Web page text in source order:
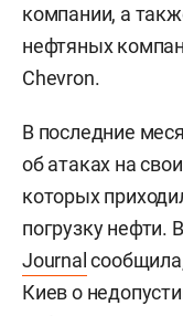
компании, а
нефтяных
Chevron.
В последние
об атаках на
которых
погрузку нефти.
Journal
Киев о